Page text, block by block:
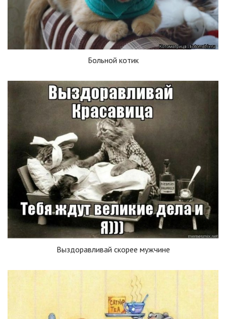
Больной котик
Выздоравливай скорее мужчине